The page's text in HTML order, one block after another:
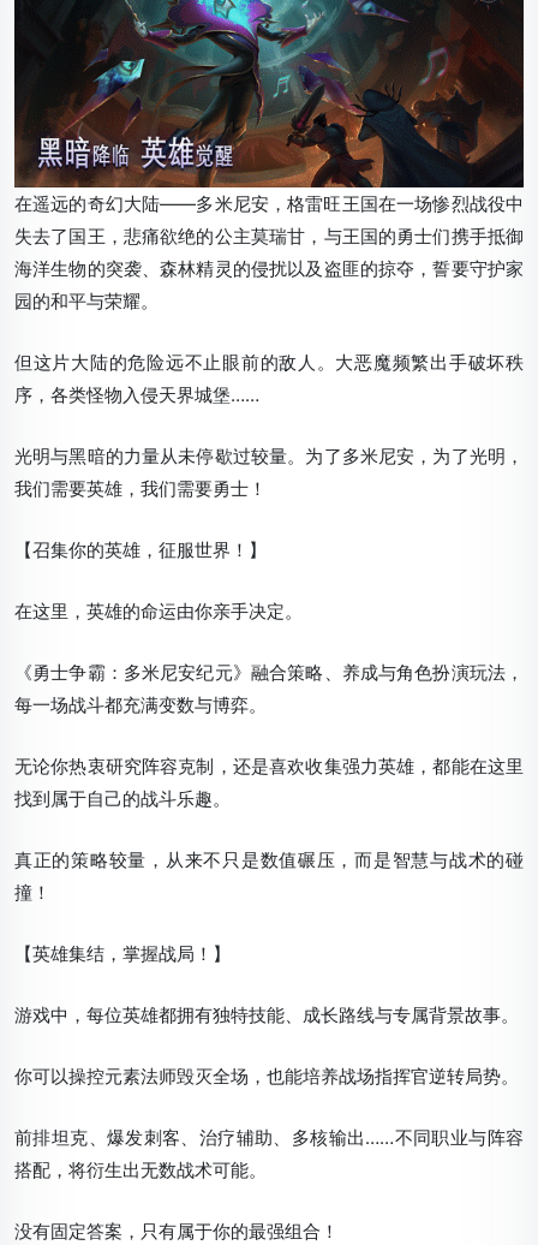
在遥远的奇幻大陆——多米尼安，格雷旺王国在一场惨烈战役中
失去了国王，悲痛欲绝的公主莫瑞甘，与王国的勇士们携手抵御
海洋生物的突袭、森林精灵的侵扰以及盗匪的掠夺，誓要守护家
园的和平与荣耀。
但这片大陆的危险远不止眼前的敌人。大恶魔频繁出手破坏秩
序，各类怪物入侵天界城堡……
光明与黑暗的力量从未停歇过较量。 为了多米尼安，为了光明，
我们需要英雄，我们需要勇士！
【召集你的英雄，征服世界！】
在这里，英雄的命运由你亲手决定。
《勇士争霸：多米尼安纪元》融合策略、养成与角色扮演玩法，
每一场战斗都充满变数与博弈。
无论你热衷研究阵容克制，还是喜欢收集强力英雄，都能在这里
找到属于自己的战斗乐趣。
真正的策略较量 ，从来不只是数值碾压，而是智慧与战术的碰
撞！
【英雄集结，掌握战局！】
游戏中，每位英雄都拥有独特技能、成长路线与专属背景故事。
你可以操控元素法师毁灭全场，也能培养战场指挥官逆转局势。
前排坦克、爆发刺客、治疗辅助、多核输出……不同职业与阵容
搭配，将衍生出无数战术可能。
没有固定答案，只有属于你的最强组合！